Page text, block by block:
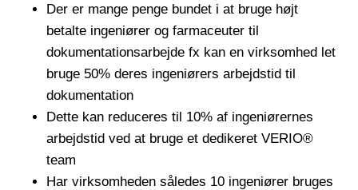
Der er mange penge bundet i at bruge højt
betalte ingeniører og farmaceuter til
dokumentationsarbejde fx kan en virksomhed let
bruge 50% deres ingeniørers arbejdstid til
dokumentation
Dette kan reduceres til 10% af ingeniørernes
arbejdstid ved at bruge et dedikeret VERIO®
team
Har virksomheden således 10 ingeniører bruges